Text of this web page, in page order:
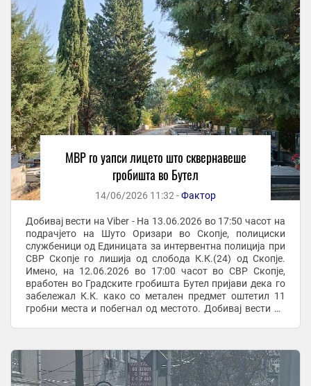
МВР го уапси лицето што сквернавеше
гробишта во Бутел
14/06/2026 11:32 -Фактор
Добивај вести на Viber - На 13.06.2026 во 17:50 часот на
подрачјето на Шуто Оризари во Скопје, полициски
службеници од Единицата за интервентна полиција при
СВР Скопје го лишија од слобода К.К.(24) од Скопје.
Имено, на 12.06.2026 во 17:00 часот во СВР Скопје,
вработен во Градските гробишта Бутел пријави дека го
забележал К.К. како со метален предмет оштетил 11
гробни места и побегнал од местото. Добивај вести на